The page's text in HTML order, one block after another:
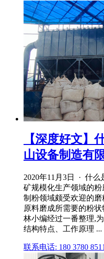
【深度好文】
山设备制造有
2020年11月3日 · 什
矿规模化生产领域的
制粉领域颇受欢迎的
原料磨成所需要的粉
林小编经过一番整理,
结构特点、工作原理 ...
联系电话: 180 3780 8511